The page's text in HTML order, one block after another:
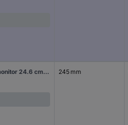
Faytech FT10BX6413ECAPOB Touchscreen monitor 24.6 cm (9.7 inch) 1920 x 1080 Pixel 4:3 HDMI, DisplayPort, Audio-Line-in, Audio-Line-out, WiFi, USB-A 2.0, USB-A 3.0, Cardreader, SD, RS232 IPS LCD 245 mm